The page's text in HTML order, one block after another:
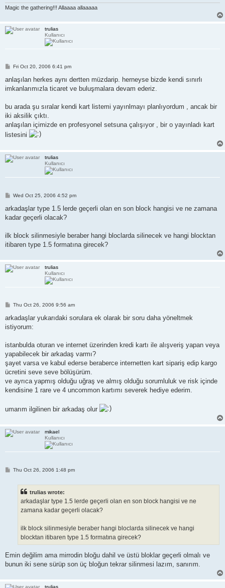
Magic the gathering!!! Allaaaa allaaaaa
trulias
Kullanıcı
P
s
Fri Oct 20, 2006 6:41 pm
anlaşılan herkes aynı dertten müzdarip. herneyse bizde kendi sınırlı
imkanlarımızla ticaret ve buluşmalara devam ederiz.
bu arada şu sıralar kendi kart listemi yayınlmayı planlıyordum , ancak bir
iki aksilik çıktı.
anlaşılan içimizde en profesyonel setsuna çalışıyor , bir o yayınladı kart
listesini
trulias
Kullanıcı
P
s
Wed Oct 25, 2006 4:52 pm
arkadaşlar type 1.5 lerde geçerli olan en son block hangisi ve ne zamana
kadar geçerli olacak?
ilk block silinmesiyle beraber hangi bloclarda silinecek ve hangi blocktan
itibaren type 1.5 formatına girecek?
trulias
Kullanıcı
P
s
Thu Oct 26, 2006 9:56 am
arkadaşlar yukarıdaki sorulara ek olarak bir soru daha yöneltmek
istiyorum:
istanbulda oturan ve internet üzerinden kredi kartı ile alışveriş yapan veya
yapabilecek bir arkadaş varmı?
şayet varsa ve kabul ederse beraberce internetten kart sipariş edip kargo
ücretini seve seve bölüşürüm.
ve ayrıca yapmış olduğu uğraş ve almış olduğu sorumluluk ve risk içinde
kendisine 1 rare ve 4 uncommon kartımı severek hediye ederim.
umarım ilgilinen bir arkadaş olur
mikael
Kullanıcı
PThu Oct 26, 2006 1:48 pm
trulias wrote:
arkadaşlar type 1.5 lerde geçerli olan en son block hangisi ve ne
zamana kadar geçerli olacak?
ilk block silinmesiyle beraber hangi bloclarda silinecek ve hangi
blocktan itibaren type 1.5 formatına girecek?
Emin değilim ama mirrodin bloğu dahil ve üstü bloklar geçerli olmalı ve
bunun iki sene sürüp son üç bloğun tekrar silinmesi lazım, sanırım.